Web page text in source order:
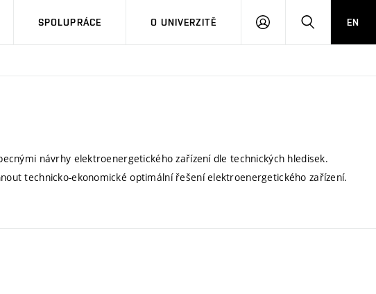
SPOLUPRÁCE O UNIVERZITĚ
PŘIHLÁSIT HLEDATEN
návrhy elektroenergetického zařízení dle technických hledisek.
technicko-ekonomické optimální řešení elektroenergetického zařízení.